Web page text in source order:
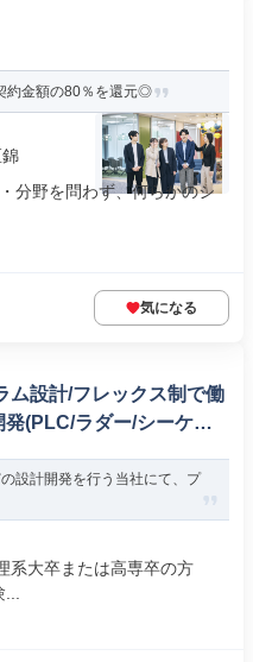
約金額の80％を還元◎
分野を問わず、何らかのシ
気になる
ム設計/フレックス制で働
(PLC/ラダー/シーケン
設計開発を行う当社にて、プ
系大卒または高専卒の方